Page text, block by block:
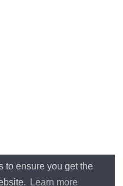
to ensure you get the
Learn more